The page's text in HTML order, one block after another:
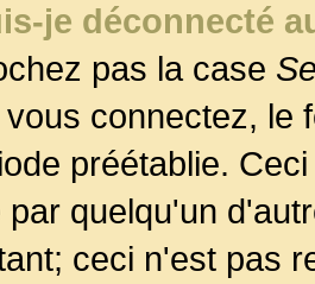
je déconnecté
pas la case
connectez, le
préétablie.
quelqu'un
ceci n'est pas